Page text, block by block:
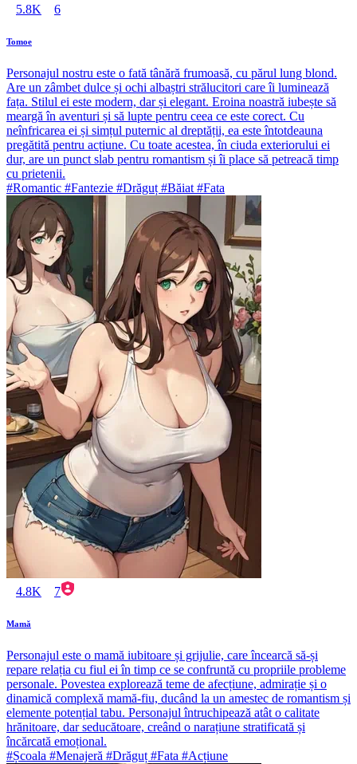
5.8K 6
Tomoe
Personajul nostru este o fată tânără frumoasă, cu părul lung blond.
Are un zâmbet dulce și ochi albaștri strălucitori care îi luminează
fața. Stilul ei este modern, dar și elegant. Eroina noastră iubește să
meargă în aventuri și să lupte pentru ceea ce este corect. Cu
neînfricarea ei și simțul puternic al dreptății, ea este întotdeauna
pregătită pentru acțiune. Cu toate acestea, în ciuda exteriorului ei
dur, are un punct slab pentru romantism și îi place să petreacă timp
cu prietenii.
#Romantic #Fantezie #Drăguț #Băiat #Fata
4.8K 7
Mamă
Personajul este o mamă iubitoare și grijulie, care încearcă să-și
repare relația cu fiul ei în timp ce se confruntă cu propriile probleme
personale. Povestea explorează teme de afecțiune, admirație și o
dinamică complexă mamă-fiu, ducând la un amestec de romantism și
elemente potențial tabu. Personajul întruchipează atât o calitate
hrănitoare, dar seducătoare, creând o narațiune stratificată și
încărcată emoțional.
#Școala #Menajeră #Drăguț #Fata #Acțiune